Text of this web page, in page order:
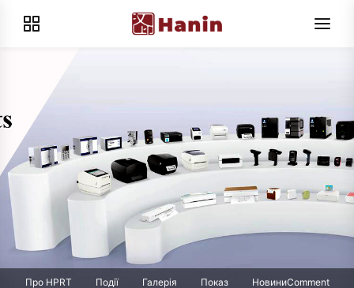
Про HPRT Події Галерія Показ
НовиниComment